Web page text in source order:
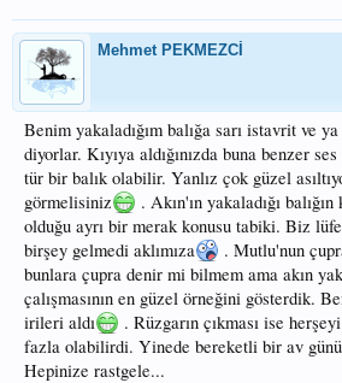
Mehmet PEKMEZCİ
Benim yakaladığım balığa sarı istavrit ve
diyorlar. Kıyıya aldığınızda buna benzer
tür bir balık olabilir. Yanlız çok güzel
görmelisiniz
. Akın'ın yakaladığı
olduğu ayrı bir merak konusu tabiki. Biz
birşey gelmedi aklımıza
. Mutlu'nun
bunlara çupra denir mi bilmem ama akın
çalışmasının en güzel örneğini gösterdik.
irileri aldı
. Rüzgarın çıkması ise
fazla olabilirdi. Yinede bereketli bir av
Hepinize rastgele...